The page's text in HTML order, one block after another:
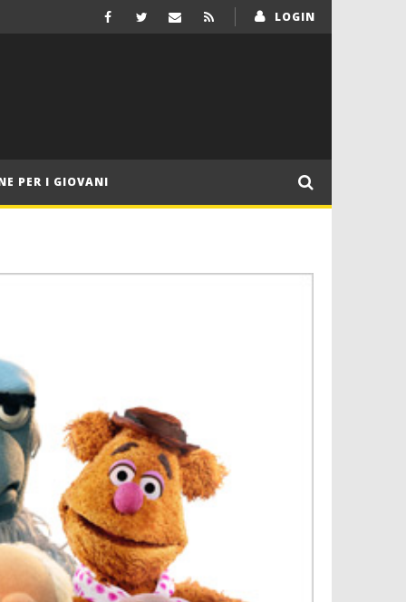
LOGIN
PER I GIOVANI